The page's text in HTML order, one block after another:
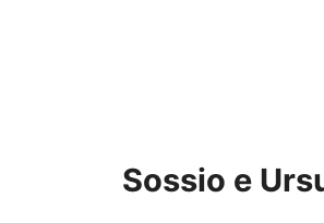
Sossio e